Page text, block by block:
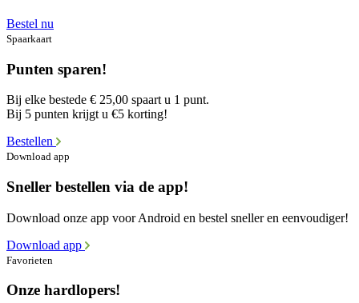
Bestel nu
Spaarkaart
Punten sparen!
Bij elke bestede € 25,00 spaart u 1 punt.
Bij 5 punten krijgt u €5 korting!
Bestellen
Download app
Sneller bestellen via de app!
Download onze app voor Android en bestel sneller en eenvoudiger!
Download app
Favorieten
Onze hardlopers!